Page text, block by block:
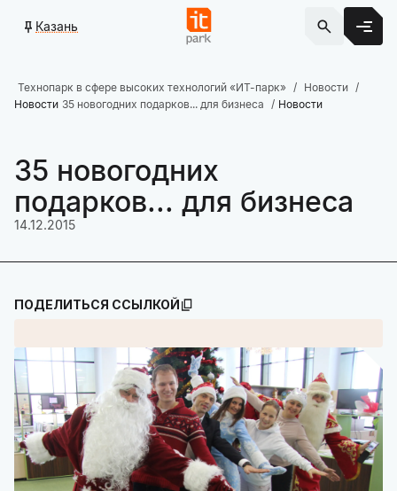
Казань
Технопарк в сфере высоких технологий «ИТ-парк»
Новости
Новости 35 новогодних подарков... для бизнеса Новости
35 новогодних
подарков... для бизнеса
14.12.2015
ПОДЕЛИТЬСЯ ССЫЛКОЙ